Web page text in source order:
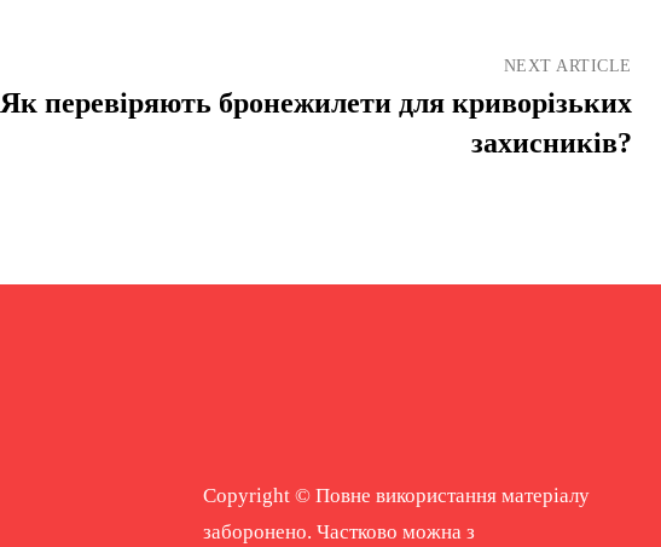
NEXT ARTICLE
Як перевіряють бронежилети для криворізьких
захисників?
Copyright © Повне використання матеріалу
заборонено. Частково можна з